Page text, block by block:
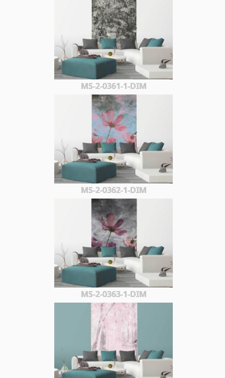
MS-2-0361-1-DIM
MS-2-0362-1-DIM
MS-2-0363-1-DIM